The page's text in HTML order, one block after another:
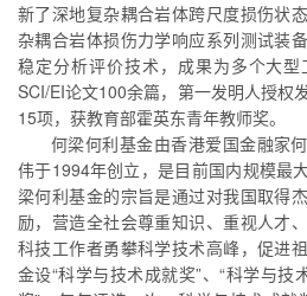
新了深地复杂耦合岩体跨尺度损伤状
杂耦合岩体损伤力学响应系列测试装
稳定分析评价技术，成果为多个大
SCI/EI论文100余篇，第一发明人授权
15项，获教育部霍英东青年教师奖。
何梁何利基金由香港爱国金融家
伟于1994年创立，是目前国内规模最
梁何利基金的宗旨是通过对我国取得
励，营造全社会尊重知识、重视人才
科技工作者勇攀科学技术高峰，促进
金设“科学与技术成就奖”、“科学与技